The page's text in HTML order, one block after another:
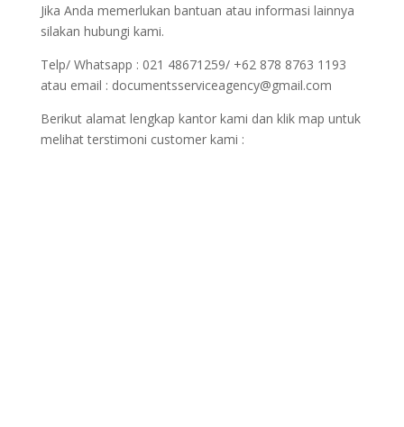
Jika Anda memerlukan bantuan atau informasi lainnya
silakan hubungi kami.
Telp/ Whatsapp : 021 48671259/ +62 878 8763 1193
atau email : documentsserviceagency@gmail.com
Berikut alamat lengkap kantor kami dan klik map untuk
melihat terstimoni customer kami :